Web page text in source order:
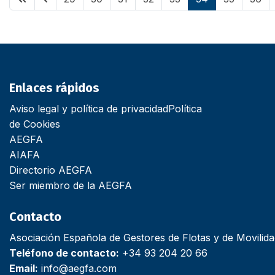
Enlaces rápidos
Aviso legal y política de privacidadPolítica
de Cookies
AEGFA
AIAFA
Directorio AEGFA
Ser miembro de la AEGFA
Contacto
Asociación Española de Gestores de Flotas y de
Teléfono de contacto: +34 93 204 20 66
Email: info@aegfa.com